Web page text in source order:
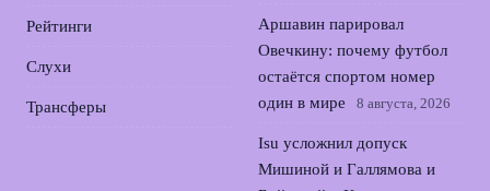
Рейтинги
Слухи
Трансферы
Аршавин парировал
Овечкину: почему футбол
остаётся спортом номер
один в мире
8 августа, 2026
Isu усложнил допуск
Мишиной и Галлямова и